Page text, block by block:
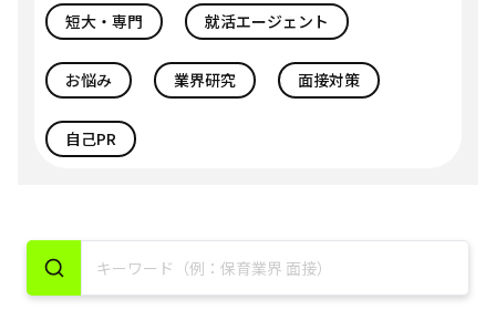
短大・専門 就活エージェント
お悩み 業界研究 面接対策
自己PR